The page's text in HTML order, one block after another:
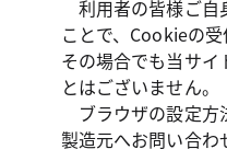
利用者の皆様ご自
ことで、Cookieの受
その場合でも当サイ
とはございません。
ブラウザの設定方
製造元へお問い合わ